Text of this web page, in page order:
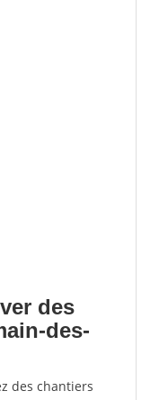
des
des-
des chantiers